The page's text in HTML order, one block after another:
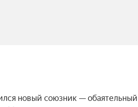
новый союзник — обаятельный